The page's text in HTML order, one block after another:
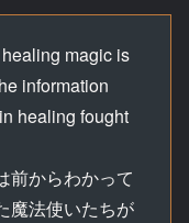
magic is
information
healing fought
前からわかって
魔法使いたちが